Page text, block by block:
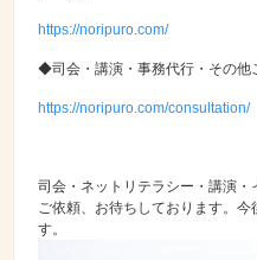
https://noripuro.com/
◆司会・講演・事務代行・その他
https://noripuro.com/consultation/
司会・ネットリテラシー・講演・
ご依頼、お待ちしております。
す。